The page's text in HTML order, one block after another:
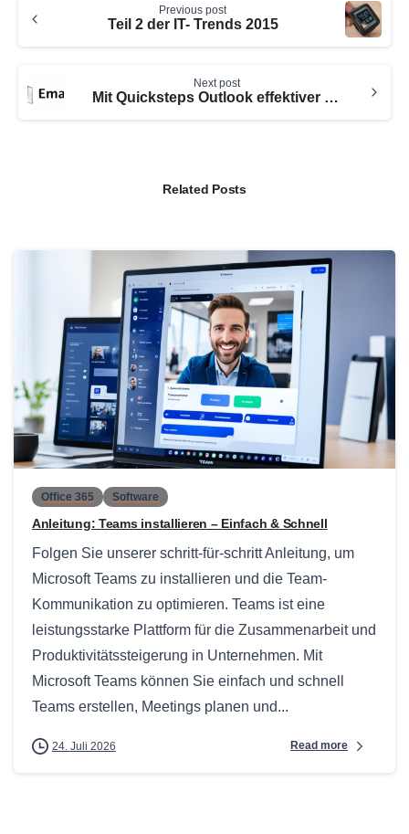
Reading
Previous post
Teil 2 der IT- Trends 2015
Next post
Mit Quicksteps Outlook effektiver nutzen
Related Posts
Office 365 Software
Anleitung: Teams installieren – Einfach & Schnell
Folgen Sie unserer schritt-für-schritt Anleitung, um
Microsoft Teams zu installieren und die Team-
Kommunikation zu optimieren. Teams ist eine
leistungsstarke Plattform für die Zusammenarbeit und
Produktivitätssteigerung in Unternehmen. Mit
Microsoft Teams können Sie einfach und schnell
Teams erstellen, Meetings planen und...
24. Juli 2026 Read more